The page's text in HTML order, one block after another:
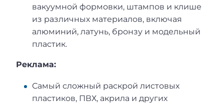
вакуумной формовки, штампов и клише
из различных материалов, включая
алюминий, латунь, бронзу и модельный
пластик.
Реклама:
Самый сложный раскрой листовых
пластиков, ПВХ, акрила и других